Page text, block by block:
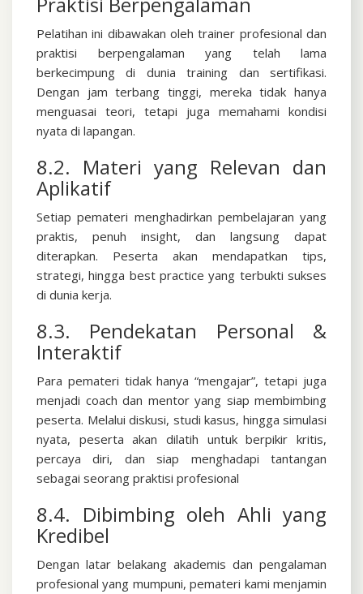
Pelatihan ini dibawakan oleh trainer profesional dan
praktisi berpengalaman yang telah lama
berkecimpung di dunia training dan sertifikasi.
Dengan jam terbang tinggi, mereka tidak hanya
menguasai teori, tetapi juga memahami kondisi
nyata di lapangan.
8.2. Materi yang Relevan dan
Aplikatif
Setiap pemateri menghadirkan pembelajaran yang
praktis, penuh insight, dan langsung dapat
diterapkan. Peserta akan mendapatkan tips,
strategi, hingga best practice yang terbukti sukses
di dunia kerja.
8.3. Pendekatan Personal &
Interaktif
Para pemateri tidak hanya “mengajar”, tetapi juga
menjadi coach dan mentor yang siap membimbing
peserta. Melalui diskusi, studi kasus, hingga simulasi
nyata, peserta akan dilatih untuk berpikir kritis,
percaya diri, dan siap menghadapi tantangan
sebagai seorang praktisi profesional
8.4. Dibimbing oleh Ahli yang
Kredibel
Dengan latar belakang akademis dan pengalaman
profesional yang mumpuni, pemateri kami menjamin